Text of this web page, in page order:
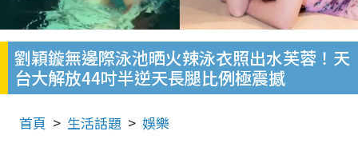
劉穎鏇無邊際泳池晒火辣泳衣照出水芙蓉！天
台大解放44吋半逆天長腿比例極震撼
首頁 生活話題 娛樂